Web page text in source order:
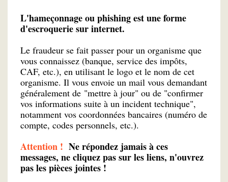
L'hameçonnage ou phishingest une forme
d'escroquerie sur internet.
Le fraudeur se fait passer pour un organisme que
vous connaissez (banque, service des impôts,
CAF, etc.), en utilisant le logo et le nom de cet
organisme. Il vous envoie un mail vous demandant
généralement de "mettre à jour" ou de "confirmer
vos informations suite à un incident technique",
notamment vos coordonnées bancaires (numéro de
compte, codes personnels, etc.).
Attention ! Ne répondez jamais à ces
messages, ne cliquez pas sur les liens, n'ouvrez
pas les pièces jointes !